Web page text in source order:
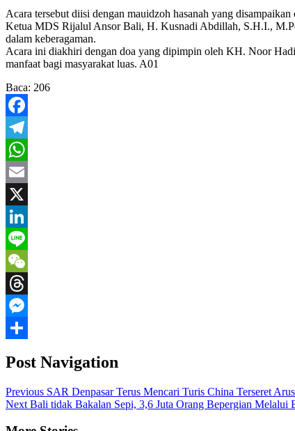
Acara tersebut diisi dengan mauidzoh hasanah yang disampaikan
Ketua MDS Rijalul Ansor Bali, H. Kusnadi Abdillah, S.H.I.,
dalam keberagaman.
Acara ini diakhiri dengan doa yang dipimpin oleh KH. Noor
manfaat bagi masyarakat luas. A01
Baca: 206
Facebook
Telegram
WhatsApp
Email
X
LinkedIn
Line
WeChat
Threads
Messenger
Post Navigation
Previous SAR Denpasar Terus Mencari Turis China Terseret
Next Bali tidak Bakalan Sepi, 3,6 Juta Orang Bepergian